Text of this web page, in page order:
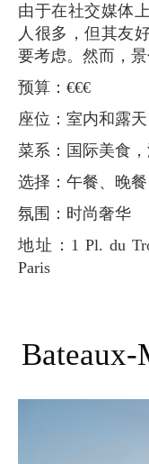
由于在社交媒体
人很多，但其友
要考虑。然而，
预算：€€€
座位：室内和露天
菜系：国际美食
选择：午餐、晚餐
氛围：时尚奢华
地址：1 Pl. du Trocadéro et du 11 Novembre, 75016
Paris